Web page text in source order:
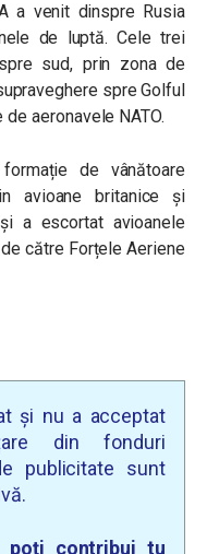
a venit dinspre Rusia
de luptă. Cele trei
sud, prin zona de
spre Golful
aeronavele NATO.
de vânătoare
avioane britanice și
a escortat avioanele
către Forțele Aeriene
și nu a acceptat
din fonduri
publicitate sunt
poți contribui tu